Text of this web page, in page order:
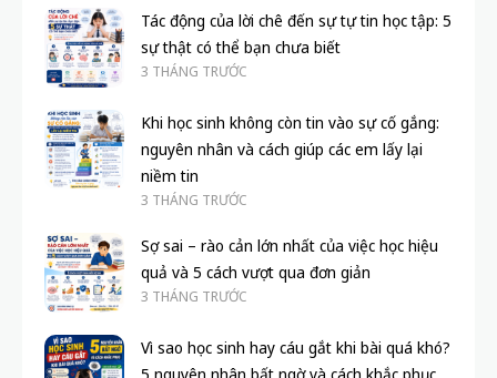
Tác động của lời chê đến sự tự tin học tập: 5
sự thật có thể bạn chưa biết
3 THÁNG TRƯỚC
Khi học sinh không còn tin vào sự cố gắng:
nguyên nhân và cách giúp các em lấy lại
niềm tin
3 THÁNG TRƯỚC
Sợ sai – rào cản lớn nhất của việc học hiệu
quả và 5 cách vượt qua đơn giản
3 THÁNG TRƯỚC
Vì sao học sinh hay cáu gắt khi bài quá khó?